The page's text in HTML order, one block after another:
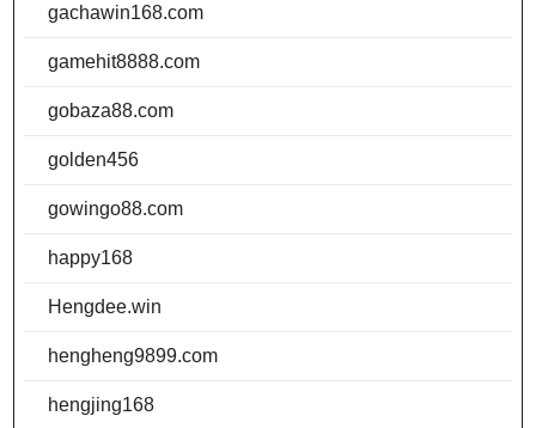
gachawin168.com
gamehit8888.com
gobaza88.com
golden456
gowingo88.com
happy168
Hengdee.win
hengheng9899.com
hengjing168